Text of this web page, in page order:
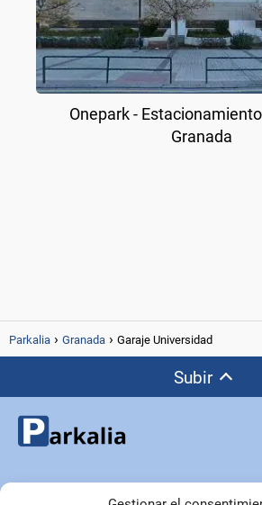
Onepark -
Granada
Parkalia Granada Garaje Universidad
Subir
Copyright © Parkalia.es